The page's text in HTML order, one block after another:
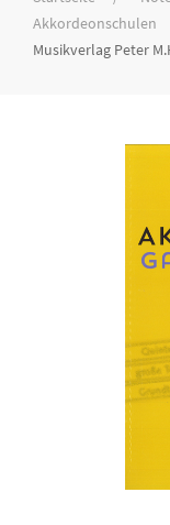
Akkordeonschulen
Musikverlag Peter